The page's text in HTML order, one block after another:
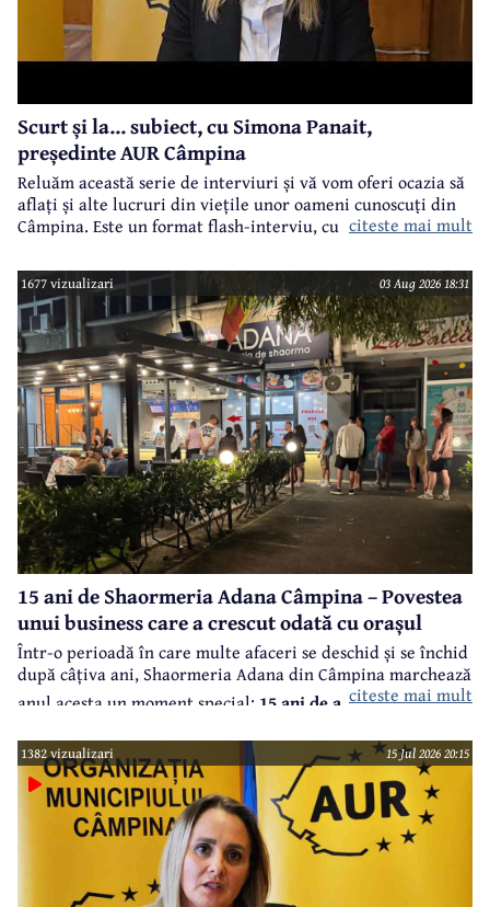
Scurt și la... subiect, cu Simona Panait,
președinte AUR Câmpina
Reluăm această serie de interviuri și vă vom oferi ocazia să
aflați și alte lucruri din viețile unor oameni cunoscuți din
Câmpina. Este un format flash-interviu, cu întrebări
întrebări legate atât de cariera profesională a invitaților
noștri, cât și din viața lor particulară.
citeste mai mult
1677 vizualizari 03 Aug 2026 18:31
15 ani de Shaormeria Adana Câmpina – Povestea
unui business care a crescut odată cu orașul
Într-o perioadă în care multe afaceri se deschid și se închid
după câțiva ani, Shaormeria Adana din Câmpina marchează
anul acesta un moment special: 15 ani de activitate, cu o
promoție incredibilă în care oferă orice produs consacrat
deja cu un cost peste 15 lei, cadou la 15 lei, doar marți, 4
august, până la ora 15.00, în limita stocului.În spatele
acestui succes se află perseverență și calitate a unor
produse excepționale și dorința de a oferi clienților o
calitate constantă la cele mai înalte standarde.
citeste mai mult
1382 vizualizari 15 Jul 2026 20:15